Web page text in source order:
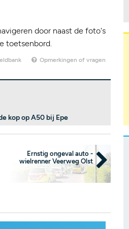
door naast de foto's
toetsenbord.
Opmerkingen of vragen
kop op A50 bij Epe
Ernstig ongeval auto -
wielrenner Veerweg Olst